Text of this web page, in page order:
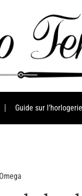
Guide sur l’horlogerie